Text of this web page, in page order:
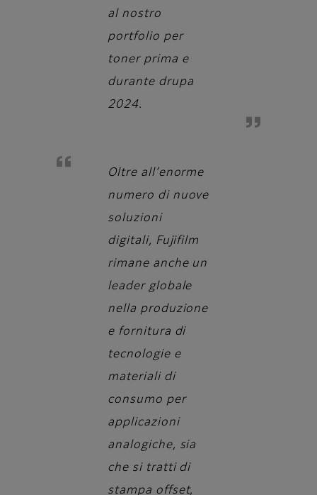
al nostro
portfolio per
toner prima e
durante drupa
2024.
Oltre all’enorme
numero di nuove
soluzioni
digitali, Fujifilm
rimane anche un
leader globale
nella produzione
e fornitura di
tecnologie e
materiali di
consumo per
applicazioni
analogiche, sia
che si tratti di
stampa offset,